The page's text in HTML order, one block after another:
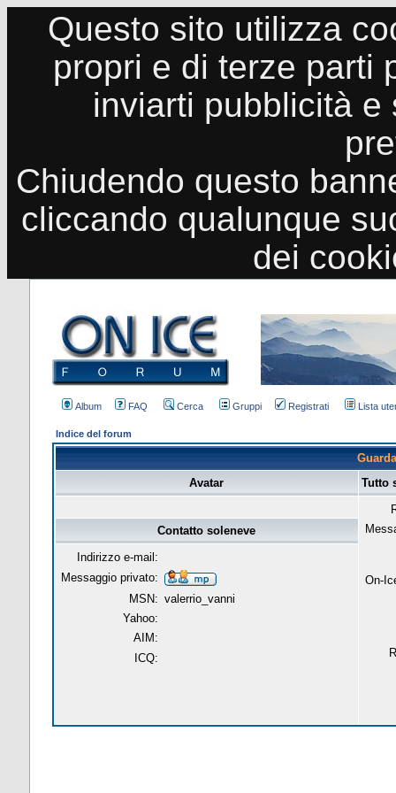
Questo sito utilizza
propri e di terze parti
inviarti pubblicità
Chiudendo questo
cliccando qualunque
dei
Album FAQ Cerca Gruppi Registrati Lista
Indice del forum
Avatar
Tutto
On-
Contatto soleneve
Indirizzo e-mail:
Messaggio privato:
MSN: valerrio_vanni
Yahoo:
AIM:
ICQ: